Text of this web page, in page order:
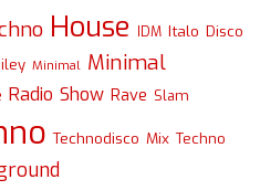
House IDM Italo Disco
Minimal Minimal
Radio Show Rave Slam
Technodisco Mix Techno